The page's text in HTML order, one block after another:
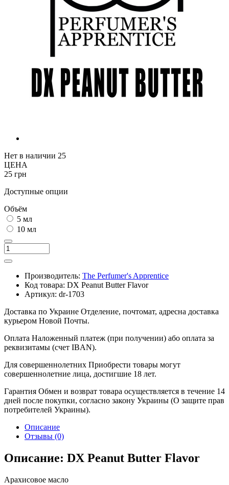
Нет в наличии 25
ЦЕНА
25 грн
Доступные опции
Объём
5 мл
10 мл
Производитель: The Perfumer's Apprentice
Код товара: DX Peanut Butter Flavor
Артикул: dr-1703
Доставка по Украине Отделение, почтомат, адресна доставка
курьером Новой Почты.
Оплата Наложенный платеж (при получении) або оплата за
реквизитамы (счет IBAN).
Для совершеннолетних Приобрести товары могут
совершеннолетние лица, достигшие 18 лет.
Гарантия Обмен и возврат товара осуществляется в течение 14
дней после покупки, согласно закону Украины (О защите прав
потребителей Украины).
Описание
Отзывы (0)
Описание: DX Peanut Butter Flavor
Арахисовое масло